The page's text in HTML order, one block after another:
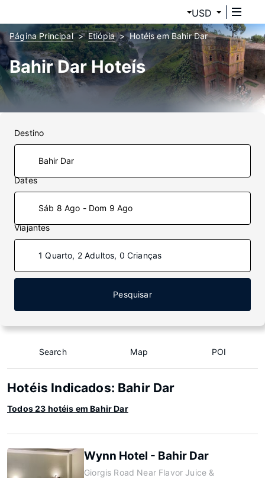
USD
Página Principal Etiópia Hotéis em Bahir Dar
Bahir Dar Hoteís
Destino
Dates
Sáb 8 Ago - Dom 9 Ago
Viajantes
1 Quarto, 2 Adultos, 0 Crianças
Pesquisar
Search Map POI
Hotéis Indicados: Bahir Dar
Todos 23 hotéis em Bahir Dar
Wynn Hotel - Bahir Dar
Giorgis Road Near Flavor Juice &